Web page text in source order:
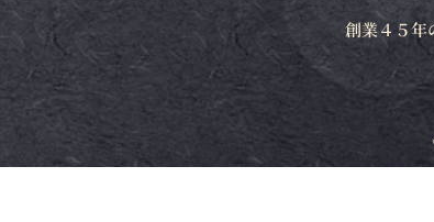
創業４５年